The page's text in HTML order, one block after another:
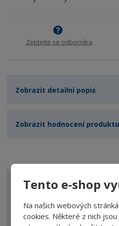
Tento e-shop
Na našich webových
cookies. Některé z nich
Zeptejte se odborníka
Zobrazit detailní popis
Zobrazit hodnocení produktu
VŠECHNY KATEGORIE
Lupy
Brýle